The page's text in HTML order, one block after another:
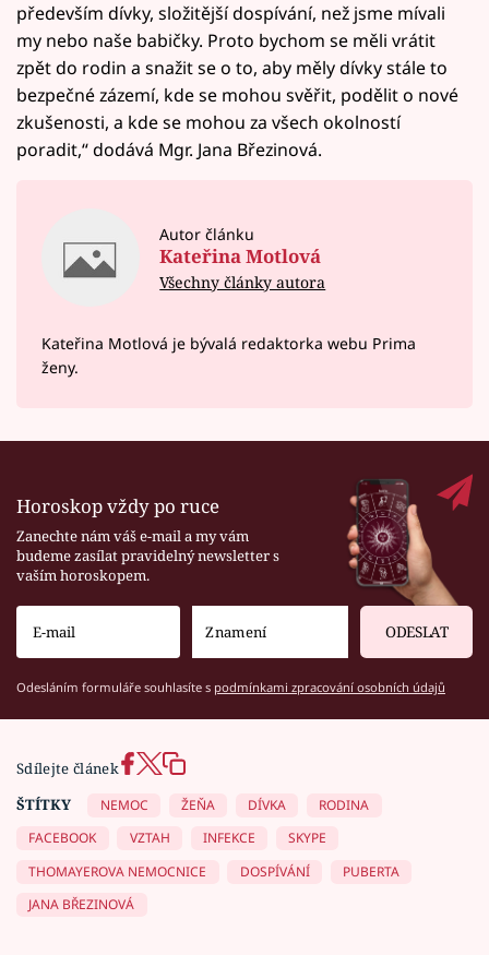
především dívky, složitější dospívání, než jsme mívali
my nebo naše babičky. Proto bychom se měli vrátit
zpět do rodin a snažit se o to, aby měly dívky stále to
bezpečné zázemí, kde se mohou svěřit, podělit o nové
zkušenosti, a kde se mohou za všech okolností
poradit,“ dodává Mgr. Jana Březinová.
Autor článku
Kateřina Motlová
Všechny články autora
Kateřina Motlová je bývalá redaktorka webu Prima
ženy.
Horoskop vždy po ruce
Zanechte nám váš e-mail a my vám
budeme zasílat pravidelný newsletter s
vaším horoskopem.
ODESLAT
Odesláním formuláře souhlasíte s podmínkami zpracování osobních údajů
Sdílejte článek
ŠTÍTKY
NEMOC ŽEŇA DÍVKA
RODINA
FACEBOOK
VZTAH INFEKCE
SKYPE
THOMAYEROVA NEMOCNICE
DOSPÍVÁNÍ
PUBERTA
JANA BŘEZINOVÁ